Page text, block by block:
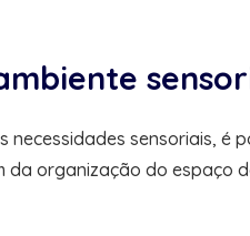
necessidades sensoriais, é
da organização do espaço